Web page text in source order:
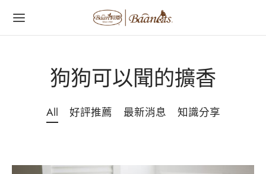
狗狗可以聞的擴香
All 好評推薦 最新消息 知識分享